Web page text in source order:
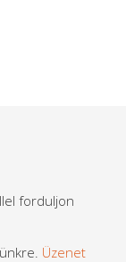
forduljon
Üzenet